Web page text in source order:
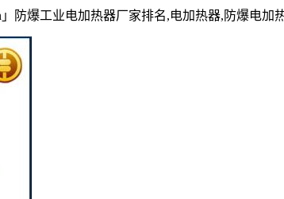
防爆工业电加热器厂家排名,电加热器,防爆电